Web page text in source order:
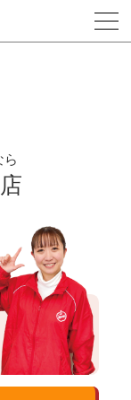
ン*/
ら